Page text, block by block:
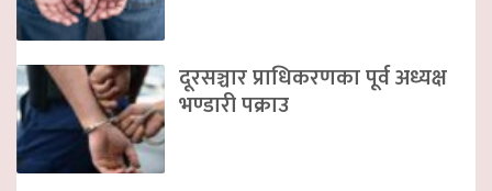
दूरसञ्चार प्राधिकरणका पूर्व अध्यक्ष
भण्डारी पक्राउ